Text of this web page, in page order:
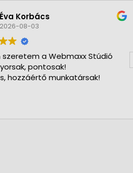
Éva Korbács
2026-08-03
szeretem a Webmaxx Stúdió
pontosak!
hozzáértő munkatársak!